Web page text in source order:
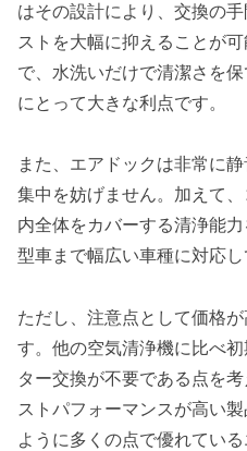
はその設計により、交換の
ストを大幅に抑えることが
で、水洗いだけで清潔さを
にとって大きな利点です。
また、エアドックは非常に
集中を妨げません。加えて
内全体をカバーする清浄能
型車まで幅広い車種に対応し
ただし、注意点として価格
す。他の空気清浄機に比べ
ター交換が不要である点を
ストパフォーマンスが高い
ように多くの点で優れてい